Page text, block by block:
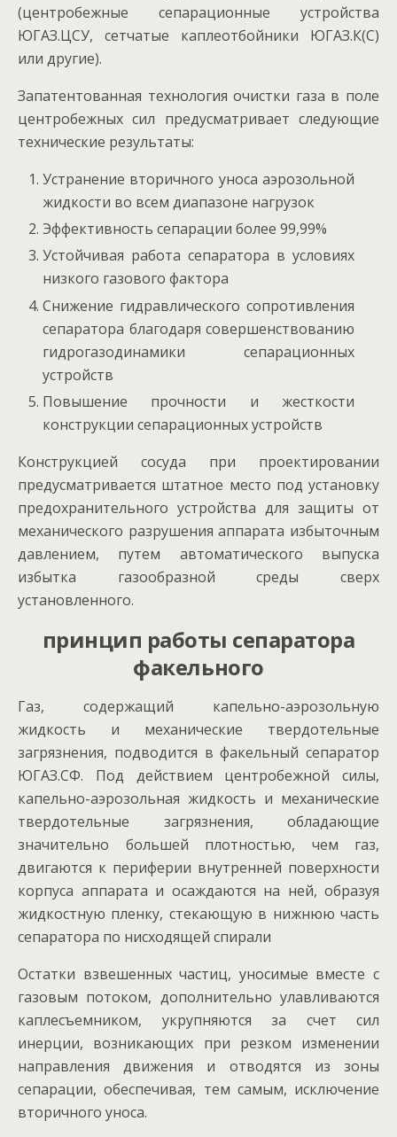
(центробежные сепарационные устройства
ЮГАЗ.ЦСУ, сетчатые каплеотбойники ЮГАЗ.К(С)
или другие).
Запатентованная технология очистки газа в поле
центробежных сил предусматривает следующие
технические результаты:
Устранение вторичного уноса аэрозольной
жидкости во всем диапазоне нагрузок
Эффективность сепарации более 99,99%
Устойчивая работа сепаратора в условиях
низкого газового фактора
Снижение гидравлического сопротивления
сепаратора благодаря совершенствованию
гидрогазодинамики сепарационных
устройств
Повышение прочности и жесткости
конструкции сепарационных устройств
Конструкцией сосуда при проектировании
предусматривается штатное место под установку
предохранительного устройства для защиты от
механического разрушения аппарата избыточным
давлением, путем автоматического выпуска
избытка газообразной среды сверх
установленного.
принцип работы сепаратора
факельного
Газ, содержащий капельно-аэрозольную
жидкость и механические твердотельные
загрязнения, подводится в факельный сепаратор
ЮГАЗ.СФ. Под действием центробежной силы,
капельно-аэрозольная жидкость и механические
твердотельные загрязнения, обладающие
значительно большей плотностью, чем газ,
двигаются к периферии внутренней поверхности
корпуса аппарата и осаждаются на ней, образуя
жидкостную пленку, стекающую в нижнюю часть
сепаратора по нисходящей спирали
Остатки взвешенных частиц, уносимые вместе с
газовым потоком, дополнительно улавливаются
каплесъемником, укрупняются за счет сил
инерции, возникающих при резком изменении
направления движения и отводятся из зоны
сепарации, обеспечивая, тем самым, исключение
вторичного уноса.